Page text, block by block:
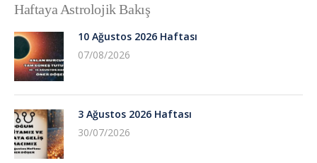
Haftaya Astrolojik Bakış
10 Ağustos 2026 Haftası
07/08/2026
3 Ağustos 2026 Haftası
30/07/2026